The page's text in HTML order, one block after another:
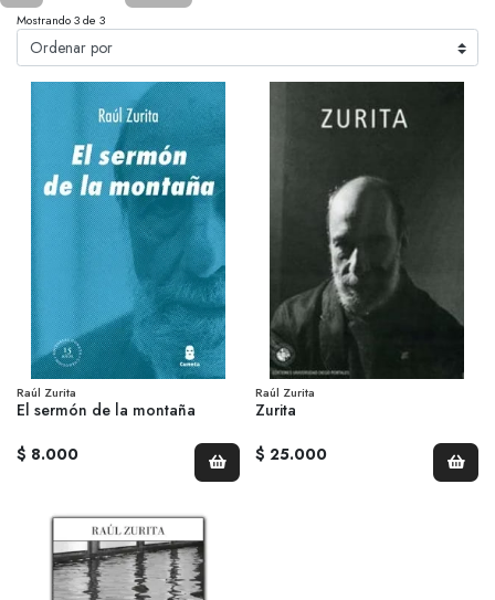
Mostrando 3 de 3
Raúl Zurita
El sermón de la montaña
$ 8.000
Raúl Zurita
Zurita
$ 25.000